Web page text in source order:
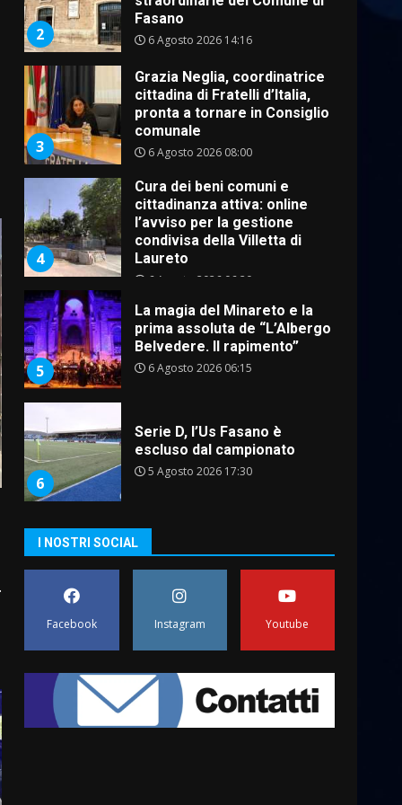
2
Fasano
6 Agosto 2026 14:16
3
Grazia Neglia, coordinatrice
cittadina di Fratelli d’Italia,
pronta a tornare in Consiglio
comunale
6 Agosto 2026 08:00
4
Cura dei beni comuni e
cittadinanza attiva: online
l’avviso per la gestione
condivisa della Villetta di
Laureto
6 Agosto 2026 06:20
5
La magia del Minareto e la
prima assoluta de “L’Albergo
Belvedere. Il rapimento”
6 Agosto 2026 06:15
6
Serie D, l’Us Fasano è
escluso dal campionato
5 Agosto 2026 17:30
Truffatori in azione nelle
arma da fuoco
6 Agosto 2026 18:13
I NOSTRI SOCIAL
Facebook Instagram Youtube